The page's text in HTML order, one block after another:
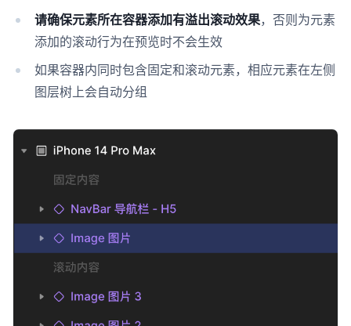
请确保元素所在容器添加有溢出滚动效果，否则为元素
添加的滚动行为在预览时不会生效
如果容器内同时包含固定和滚动元素，相应元素在左侧
图层树上会自动分组